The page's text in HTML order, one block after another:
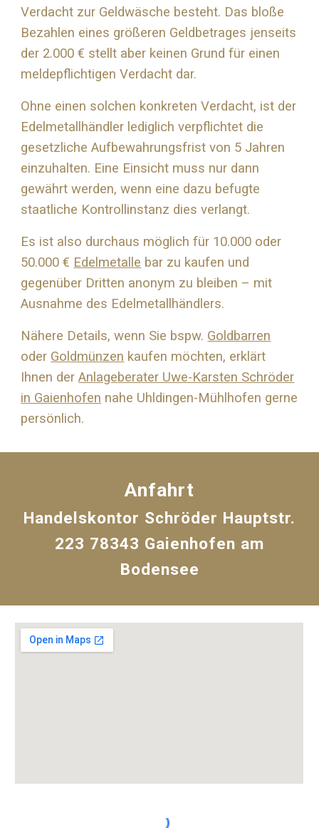
Verdacht zur Geldwäsche besteht. Das bloße
Bezahlen eines größeren Geldbetrages jenseits
der 2.000 € stellt aber keinen Grund für einen
meldepflichtigen Verdacht dar.
Ohne einen solchen konkreten Verdacht, ist der
Edelmetallhändler lediglich verpflichtet die
gesetzliche Aufbewahrungsfrist von 5 Jahren
einzuhalten. Eine Einsicht muss nur dann
gewährt werden, wenn eine dazu befugte
staatliche Kontrollinstanz dies verlangt.
Es ist also durchaus möglich für 10.000 oder
50.000 € Edelmetalle bar zu kaufen und
gegenüber Dritten anonym zu bleiben – mit
Ausnahme des Edelmetallhändlers.
Nähere Details, wenn Sie bspw. Goldbarren
oder Goldmünzen kaufen möchten, erklärt
Ihnen derAnlageberater Uwe-Karsten Schröder
in Gaienhofen nahe Uhldingen-Mühlhofen gerne
persönlich.
Anfahrt
Handelskontor Schröder Hauptstr.
223 78343 Gaienhofen am
Bodensee